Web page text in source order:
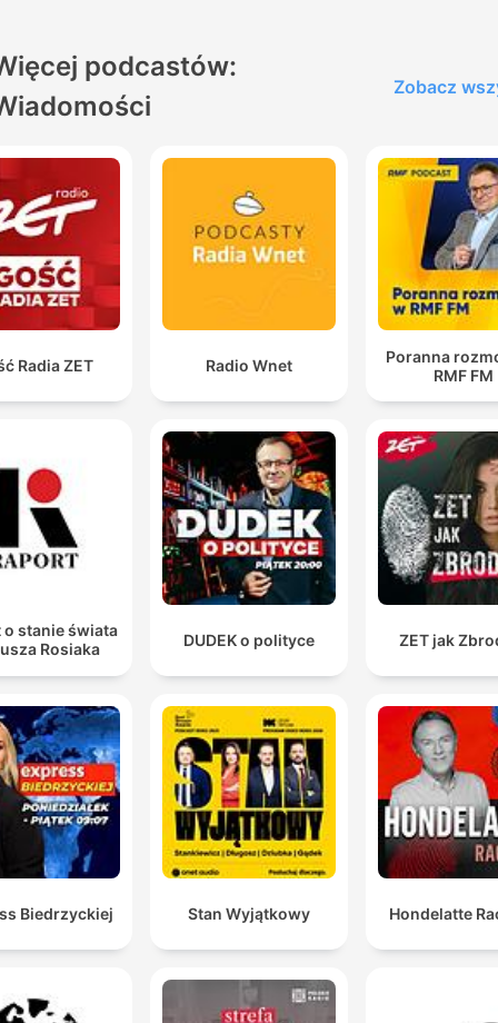
podcastów:
Zobacz
Radia ZET Radio Wnet
Poranna
RMF FM
o stanie świata
Rosiaka
DUDEK o polityce ZET jak
Biedrzyckiej Stan Wyjątkowy Hondelatte